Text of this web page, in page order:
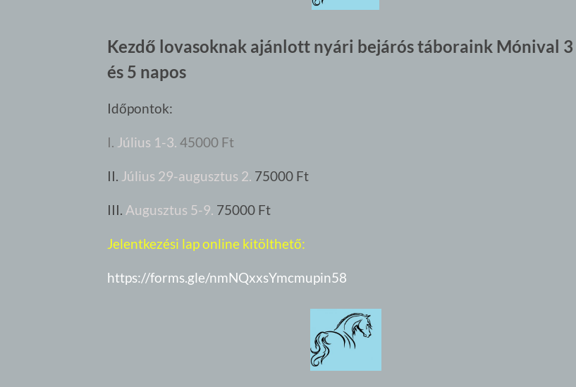
Kezdő lovasoknak ajánlott nyári bejárós táboraink Mónival 3
és 5 napos
Időpontok:
I. Július 1-3. 45000 Ft
II. Július 29-augusztus 2. 75000 Ft
III. Augusztus 5-9. 75000 Ft
Jelentkezési lap online kitölthető:
https://forms.gle/nmNQxxsYmcmupin58